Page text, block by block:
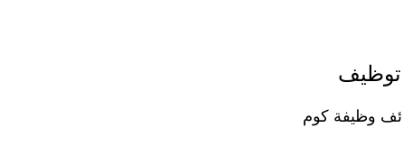
وظيفة كوم